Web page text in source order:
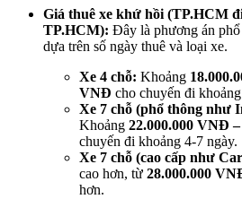
Giá thuê xe khứ hồi (TP.HCM
TP.HCM): Đây là phương án
dựa trên số ngày thuê và loại xe.
Xe 4 chỗ: Khoảng
VNĐ cho chuyến đi
Xe 7 chỗ (phổ thông như
Khoảng 22.000.000 VNĐ
chuyến đi khoảng 4-7 ngày.
Xe 7 chỗ (cao cấp như
cao hơn, từ 28.000.000
hơn.